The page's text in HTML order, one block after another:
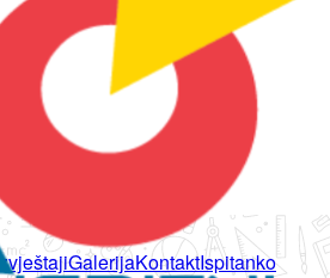
IzvještajiGalerijaKontaktIspitanko